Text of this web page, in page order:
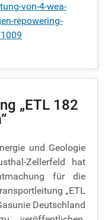
von-4-wea-
repowering-
„ETL 182
und Geologie
Zellerfeld hat
für die
„ETL
Deutschland